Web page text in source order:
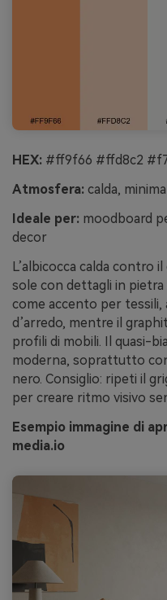
HEX: #ff9f66 #ffd8c2
Atmosfera: calda,
Ideale per: moodboard
decor
L’albicocca calda contro
sole con dettagli in pietra
come accento per
d’arredo, mentre il
profili di mobili. Il quasi-
moderna, soprattutto
nero. Consiglio: ripeti il
per creare ritmo visivo
Esempio immagine di
media.io